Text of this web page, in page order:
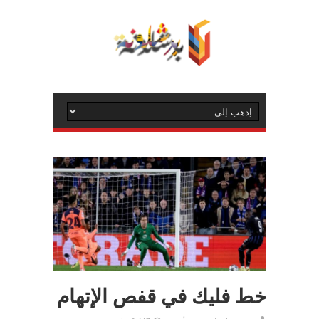
خط فليك في قفص الإتهام